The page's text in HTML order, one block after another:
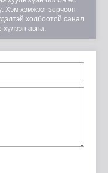
Хэм хэмжээг зөрчсөн
холбоотой санал
хүлээн авна.